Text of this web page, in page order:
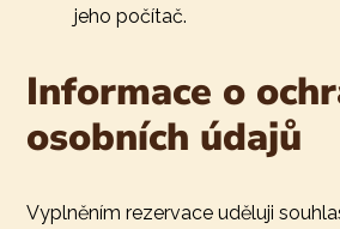
jeho počítač.
Informace o
osobních údajů
Vyplněním rezervace uděluji